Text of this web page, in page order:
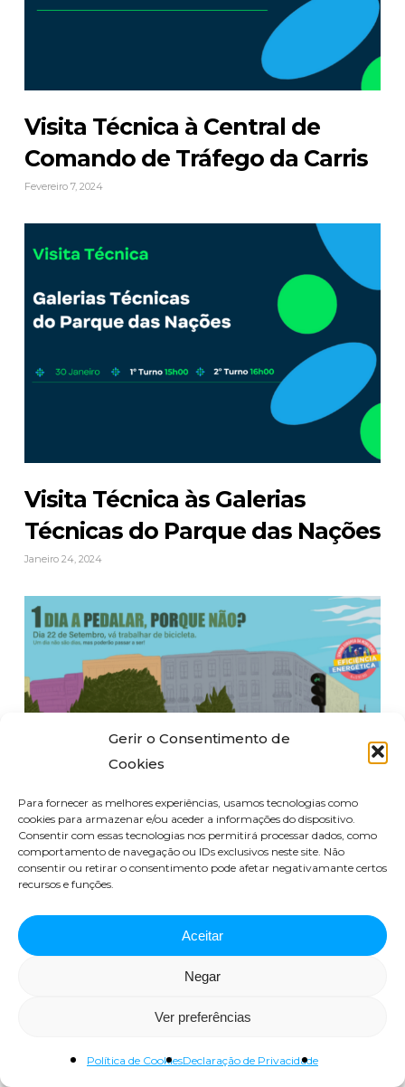
Gerir o Consentimento de
Cookies
Para fornecer as melhores experiências, usamos tecnologias como
cookies para armazenar e/ou aceder a informações do dispositivo.
Consentir com essas tecnologias nos permitirá processar dados, como
comportamento de navegação ou IDs exclusivos neste site. Não
consentir ou retirar o consentimento pode afetar negativamante certos
recursos e funções.
Aceitar
Negar
Ver preferências
Política de CookiesDeclaração de Privacidade
Visita Técnica à Central de
Comando de Tráfego da Carris
Fevereiro 7, 2024
Visita Técnica às Galerias
Técnicas do Parque das Nações
Janeiro 24, 2024
1 dia a pedalar, porque não?